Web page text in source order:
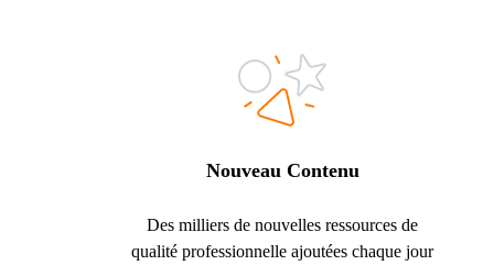
Nouveau Contenu
Des milliers de nouvelles ressources de
qualité professionnelle ajoutées chaque jour